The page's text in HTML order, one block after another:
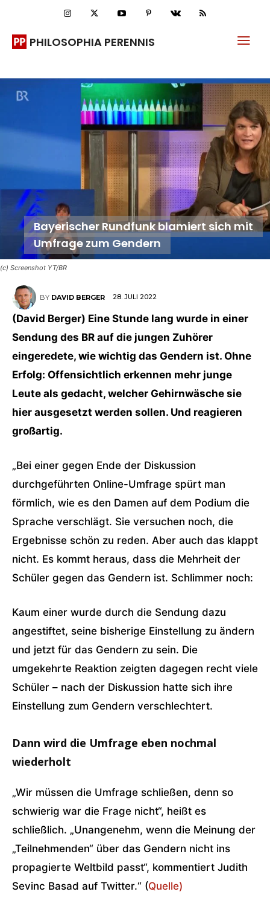
PHILOSOPHIA PERENNIS
(c) Screenshot YT/BR
Bayerischer Rundfunk blamiert sich mit
Umfrage zum Gendern
BY DAVID BERGER 28. JULI 2022
(David Berger) Eine Stunde lang wurde in einer
Sendung des BR auf die jungen Zuhörer
eingeredete, wie wichtig das Gendern ist. Ohne
Erfolg: Offensichtlich erkennen mehr junge
Leute als gedacht, welcher Gehirnwäsche sie
hier ausgesetzt werden sollen. Und reagieren
großartig.
„Bei einer gegen Ende der Diskussion
durchgeführten Online-Umfrage spürt man
förmlich, wie es den Damen auf dem Podium die
Sprache verschlägt. Sie versuchen noch, die
Ergebnisse schön zu reden. Aber auch das klappt
nicht. Es kommt heraus, dass die Mehrheit der
Schüler gegen das Gendern ist. Schlimmer noch:
Kaum einer wurde durch die Sendung dazu
angestiftet, seine bisherige Einstellung zu ändern
und jetzt für das Gendern zu sein. Die
umgekehrte Reaktion zeigten dagegen recht viele
Schüler – nach der Diskussion hatte sich ihre
Einstellung zum Gendern verschlechtert.
Dann wird die Umfrage eben nochmal
wiederholt
„Wir müssen die Umfrage schließen, denn so
schwierig war die Frage nicht“, heißt es
schließlich. „Unangenehm, wenn die Meinung der
„Teilnehmenden“ über das Gendern nicht ins
propagierte Weltbild passt“, kommentiert Judith
Sevinc Basad auf Twitter.“ (Quelle)